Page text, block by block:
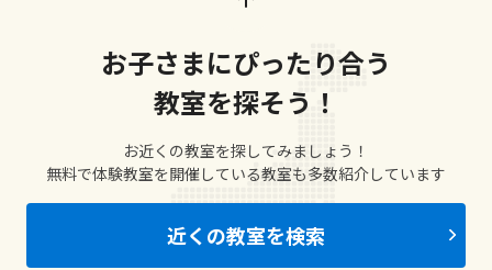
お子さまにぴったり合う
教室を探そう！
お近くの教室を探してみましょう！
無料で体験教室を開催している教室も多数紹介しています
近くの教室を検索